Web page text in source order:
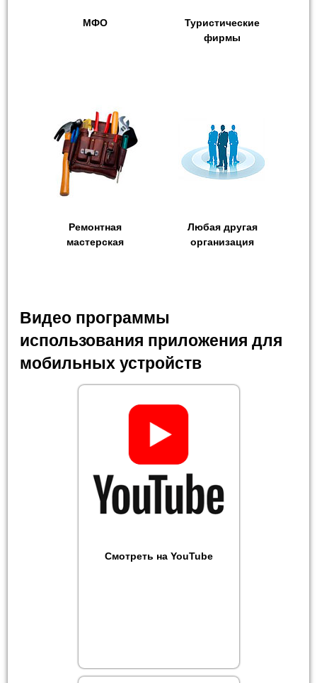
МФО
Туристические
фирмы
Ремонтная
мастерская
Любая другая
организация
Видео программы
использования приложения для
мобильных устройств
Смотреть на YouTube